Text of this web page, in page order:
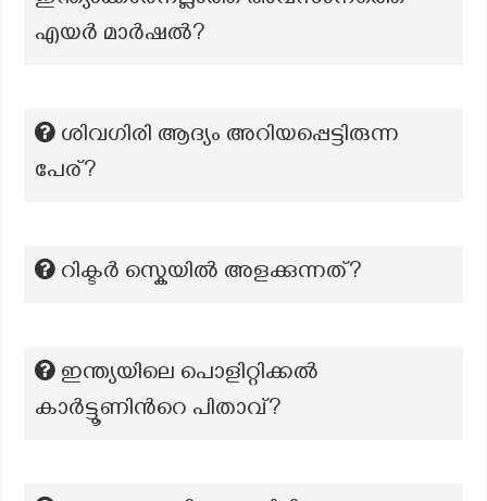
എയർ മാർഷൽ?
ശിവഗിരി ആദ്യം അറിയപ്പെട്ടിരുന്ന
പേര്?
റിക്ടർ സ്കെയിൽ അളക്കുന്നത്?
ഇന്ത്യയിലെ പൊളിറ്റിക്കല്‍
കാര്‍‍ട്ടൂണിന്‍റെ പിതാവ്?